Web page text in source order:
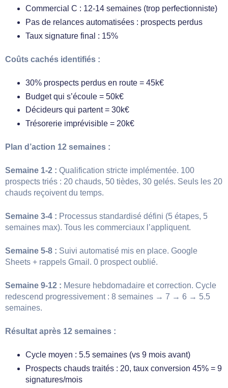
Commercial C : 12-14 semaines (trop perfectionniste)
Pas de relances automatisées : prospects perdus
Taux signature final : 15%
Coûts cachés identifiés :
30% prospects perdus en route = 45k€
Budget qui s’écoule = 50k€
Décideurs qui partent = 30k€
Trésorerie imprévisible = 20k€
Plan d’action 12 semaines :
Semaine 1-2 : Qualification stricte implémentée. 100
prospects triés : 20 chauds, 50 tièdes, 30 gelés. Seuls les 20
chauds reçoivent du temps.
Semaine 3-4 : Processus standardisé défini (5 étapes, 5
semaines max). Tous les commerciaux l’appliquent.
Semaine 5-8 : Suivi automatisé mis en place. Google
Sheets + rappels Gmail. 0 prospect oublié.
Semaine 9-12 : Mesure hebdomadaire et correction. Cycle
redescend progressivement : 8 semaines → 7 → 6 → 5.5
semaines.
Résultat après 12 semaines :
Cycle moyen : 5.5 semaines (vs 9 mois avant)
Prospects chauds traités : 20, taux conversion 45% = 9
signatures/mois